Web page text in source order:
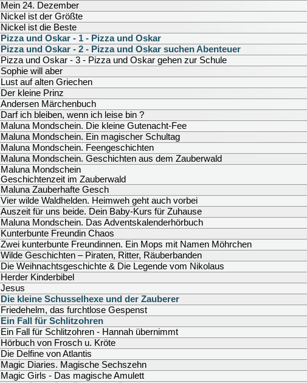
Mein 24. Dezember
Nickel ist der Größte
Nickel ist die Beste
Pizza und Oskar - 1 - Pizza und Oskar
Pizza und Oskar - 2 - Pizza und Oskar suchen Abenteuer
Pizza und Oskar - 3 - Pizza und Oskar gehen zur Schule
Sophie will aber
Lust auf alten Griechen
Der kleine Prinz
Andersen Märchenbuch
Darf ich bleiben, wenn ich leise bin ?
Maluna Mondschein. Die kleine Gutenacht-Fee
Maluna Mondschein. Ein magischer Schultag
Maluna Mondschein. Feengeschichten
Maluna Mondschein. Geschichten aus dem Zauberwald
Maluna Mondschein
Geschichtenzeit im Zauberwald
Maluna Zauberhafte Gesch
Vier wilde Waldhelden. Heimweh geht auch vorbei
Auszeit für uns beide. Dein Baby-Kurs für Zuhause
Maluna Mondschein. Das Adventskalenderhörbuch
Kunterbunte Freundin Chaos
Zwei kunterbunte Freundinnen. Ein Mops mit Namen Möhrchen
Wilde Geschichten – Piraten, Ritter, Räuberbanden
Die Weihnachtsgeschichte & Die Legende vom Nikolaus
Herder Kinderbibel
Jesus
Die kleine Schusselhexe und der Zauberer
Friedehelm, das furchtlose Gespenst
Ein Fall für Schlitzohren
Ein Fall für Schlitzohren - Hannah übernimmt
Hörbuch von Frosch u. Kröte
Die Delfine von Atlantis
Magic Diaries. Magische Sechszehn
Magic Girls - Das magische Amulett